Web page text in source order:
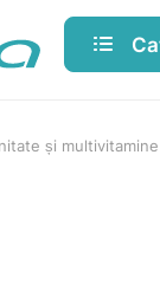
și multivitamine